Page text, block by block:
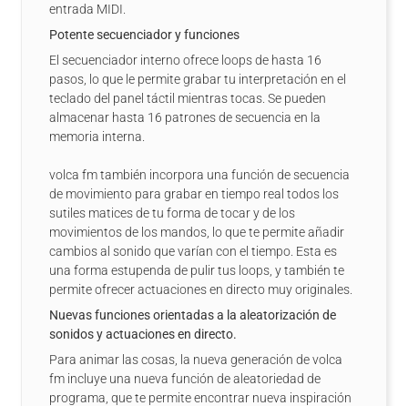
entrada MIDI.
Potente secuenciador y funciones
El secuenciador interno ofrece loops de hasta 16
pasos, lo que le permite grabar tu interpretación en el
teclado del panel táctil mientras tocas. Se pueden
almacenar hasta 16 patrones de secuencia en la
memoria interna.
volca fm también incorpora una función de secuencia
de movimiento para grabar en tiempo real todos los
sutiles matices de tu forma de tocar y de los
movimientos de los mandos, lo que te permite añadir
cambios al sonido que varían con el tiempo. Esta es
una forma estupenda de pulir tus loops, y también te
permite ofrecer actuaciones en directo muy originales.
Nuevas funciones orientadas a la aleatorización de
sonidos y actuaciones en directo.
Para animar las cosas, la nueva generación de volca
fm incluye una nueva función de aleatoriedad de
programa, que te permite encontrar nueva inspiración